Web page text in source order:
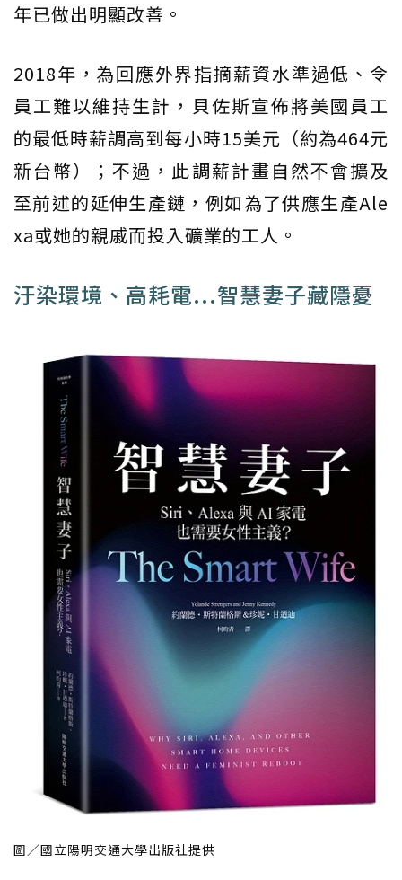
年已做出明顯改善。
2018年，為回應外界指摘薪資水準過低、令
員工難以維持生計，貝佐斯宣佈將美國員工
的最低時薪調高到每小時15美元（約為464元
新台幣）；不過，此調薪計畫自然不會擴及
至前述的延伸生產鏈，例如為了供應生產Ale
xa或她的親戚而投入礦業的工人。
汙染環境、高耗電...智慧妻子藏隱憂
圖／國立陽明交通大學出版社提供